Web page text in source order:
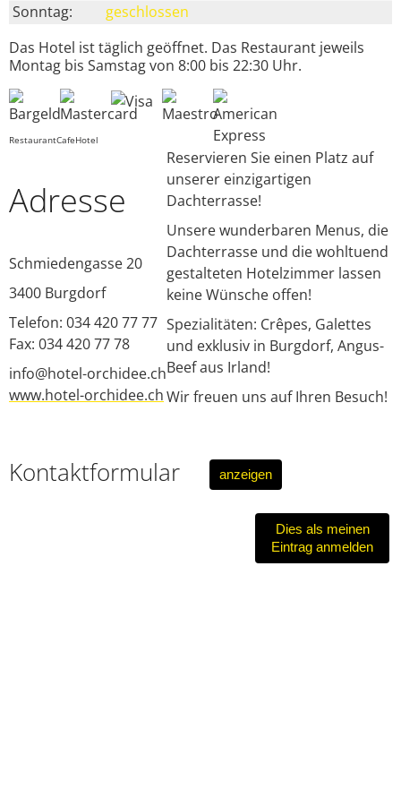
Sonntag:
geschlossen
Das Hotel ist täglich geöffnet. Das Restaurant jeweils
Montag bis Samstag von 8:00 bis 22:30 Uhr.
RestaurantCafeHotel
Adresse
Schmiedengasse 20
3400 Burgdorf
Telefon: 034 420 77 77
Fax: 034 420 77 78
info@hotel-orchidee.ch
www.hotel-orchidee.ch
Reservieren Sie einen Platz auf
unserer einzigartigen
Dachterrasse!
Unsere wunderbaren Menus, die
Dachterrasse und die wohltuend
gestalteten Hotelzimmer lassen
keine Wünsche offen!
Spezialitäten: Crêpes, Galettes
und exklusiv in Burgdorf, Angus-
Beef aus Irland!
Wir freuen uns auf Ihren Besuch!
Kontaktformular anzeigen
Dies als meinen
Eintrag anmelden